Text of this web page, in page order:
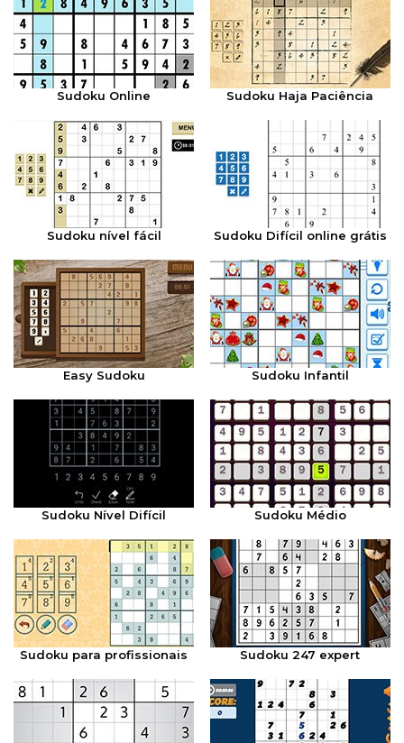
Sudoku Online Sudoku Haja Paciência
Sudoku nível fácil Sudoku Difícil online grátis
Easy Sudoku Sudoku Infantil
Sudoku Nível Difícil Sudoku Médio
Sudoku para profissionais Sudoku 247 expert